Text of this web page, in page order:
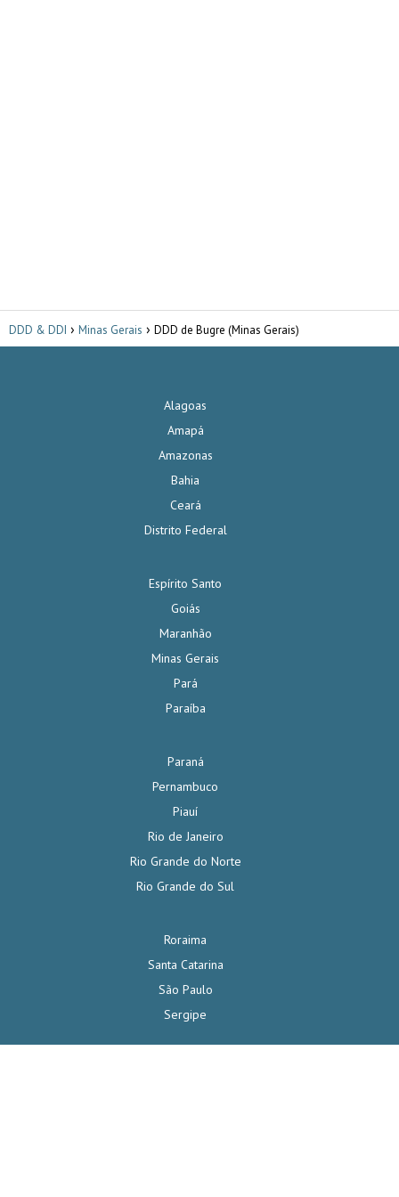
DDD & DDI Minas Gerais DDD de Bugre (Minas Gerais)
Alagoas
Amapá
Amazonas
Bahia
Ceará
Distrito Federal
Espírito Santo
Goiás
Maranhão
Minas Gerais
Pará
Paraíba
Paraná
Pernambuco
Piauí
Rio de Janeiro
Rio Grande do Norte
Rio Grande do Sul
Roraima
Santa Catarina
São Paulo
Sergipe